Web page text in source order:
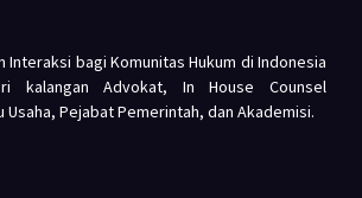
Interaksi bagi Komunitas Hukum di Indonesia
kalangan Advokat, In House Counsel
Usaha, Pejabat Pemerintah, dan Akademisi.